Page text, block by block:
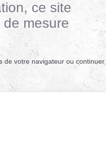
ce site
mesure
de votre navigateur ou continuer